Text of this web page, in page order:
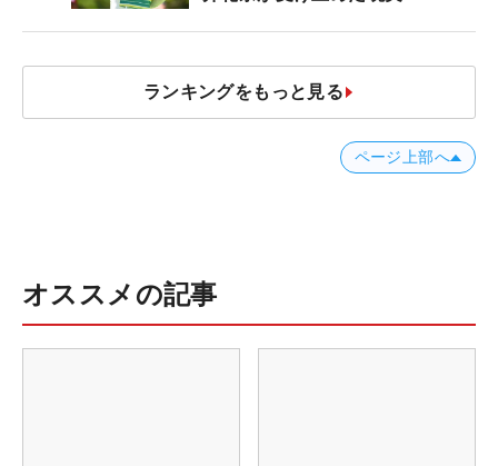
ランキングをもっと見る
ページ上部へ
オススメの記事